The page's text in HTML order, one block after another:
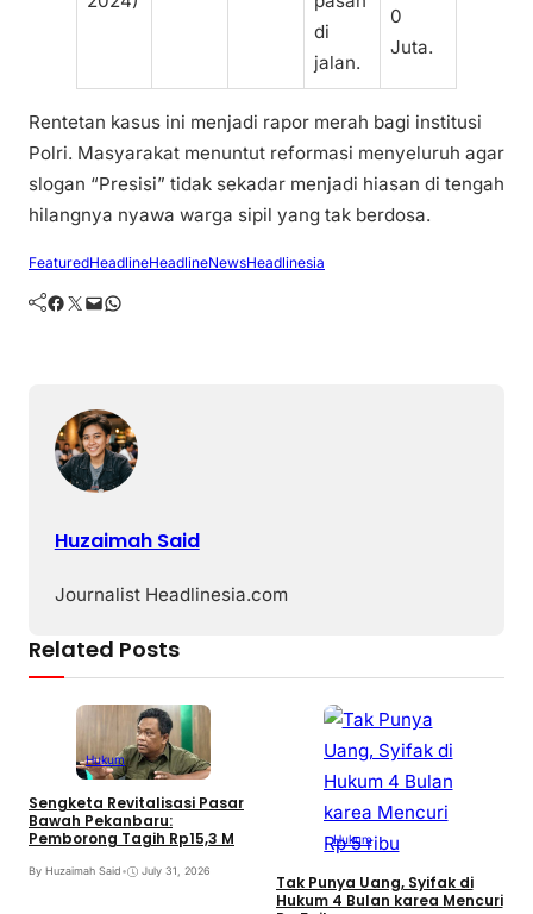
di
jalan.
0
Juta.
Rentetan kasus ini menjadi rapor merah bagi institusi
Polri. Masyarakat menuntut reformasi menyeluruh agar
slogan “Presisi” tidak sekadar menjadi hiasan di tengah
hilangnya nyawa warga sipil yang tak berdosa.
FeaturedHeadlineHeadlineNewsHeadlinesia
Facebook Twitter Mail WhatsApp
Huzaimah Said
Journalist Headlinesia.com
Related Posts
Hukum
Sengketa Revitalisasi Pasar
Bawah Pekanbaru:
Pemborong Tagih Rp15,3 M
By Huzaimah Said• July 31, 2026
Hukum
Tak Punya Uang, Syifak di
Hukum 4 Bulan karea Mencuri